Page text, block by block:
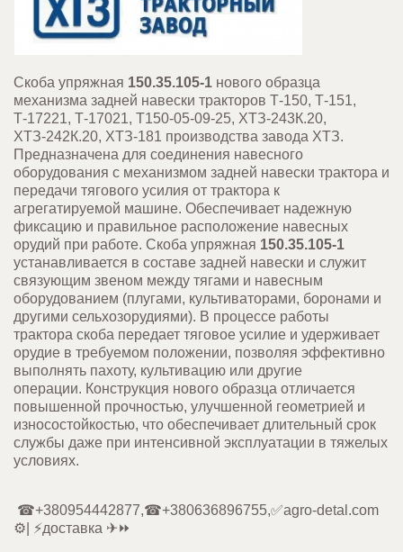
Скоба упряжная 150.35.105-1 нового образца
механизма задней навески тракторов Т-150, Т-151,
Т-17221, Т-17021, Т150-05-09-25, ХТЗ-243К.20,
ХТЗ-242К.20, ХТЗ-181 производства завода ХТЗ.
Предназначена для соединения навесного
оборудования с механизмом задней навески трактора и
передачи тягового усилия от трактора к
агрегатируемой машине. Обеспечивает надежную
фиксацию и правильное расположение навесных
орудий при работе. Скоба упряжная 150.35.105-1
устанавливается в составе задней навески и служит
связующим звеном между тягами и навесным
оборудованием (плугами, культиваторами, боронами и
другими сельхозорудиями). В процессе работы
трактора скоба передает тяговое усилие и удерживает
орудие в требуемом положении, позволяя эффективно
выполнять пахоту, культивацию или другие
операции. Конструкция нового образца отличается
повышенной прочностью, улучшенной геометрией и
износостойкостью, что обеспечивает длительный срок
службы даже при интенсивной эксплуатации в тяжелых
условиях.
☎+380954442877,☎+380636896755,✅agro-detal.com
⚙️| ⚡доставка ✈⏩